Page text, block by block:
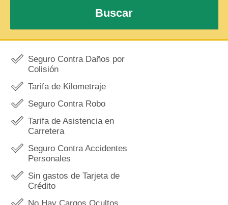
Buscar
Seguro Contra Daños por
Colisión
Tarifa de Kilometraje
Seguro Contra Robo
Tarifa de Asistencia en
Carretera
Seguro Contra Accidentes
Personales
Sin gastos de Tarjeta de
Crédito